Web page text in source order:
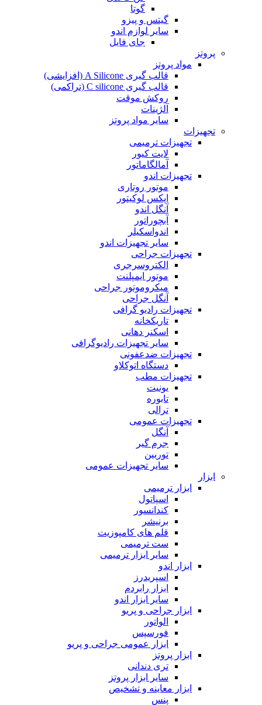
گوتا
گیتس و پیزو
سایر لوازم اندو
جای فایل
پروتز
مواد پروتز
قالب گیری A Silicone (افزایشی)
قالب گیری C silicone (تراکمی)
روکش موقت
آلژینات
سایر مواد پروتز
تجهیزات
تجهیزات ترمیمی
لایت کیور
آمالگاماتور
تجهیزات اندو
موتور روتاری
اپکس لوکیتور
آنگل اندو
آبچوراتور
اندواسکیلر
سایر تجهیزات اندو
تجهیزات جراحی
الکتروسرجری
موتور ایمپلنت
میکروموتور جراحی
آنگل جراحی
تجهیزات رادیو گرافی
تاریکخانه
اسکنر دهانی
سایر تجهیزات رادیوگرافی
تجهیزات ضدعفونی
دستگاه اتوکلاو
تجهیزات مطب
یونیت
تابوره
ترالی
تجهیزات عمومی
آنگل
جرم گیر
توربین
سایر تجهیزات عمومی
ابزار
ابزار ترمیمی
اسپاتول
کندانسور
برنیشر
قلم های کامپوزیت
ست ترمیمی
سایر ابزار ترمیمی
ابزار اندو
اسپریدرز
ابزار رابردم
سایر ابزار اندو
ابزار جراحی و پریو
الواتور
فورسپس
ابزار عمومی جراحی و پریو
ابزار پروتز
تری دندانی
سایر ابزار پروتز
ابزار معاینه و تشخیص
پنس